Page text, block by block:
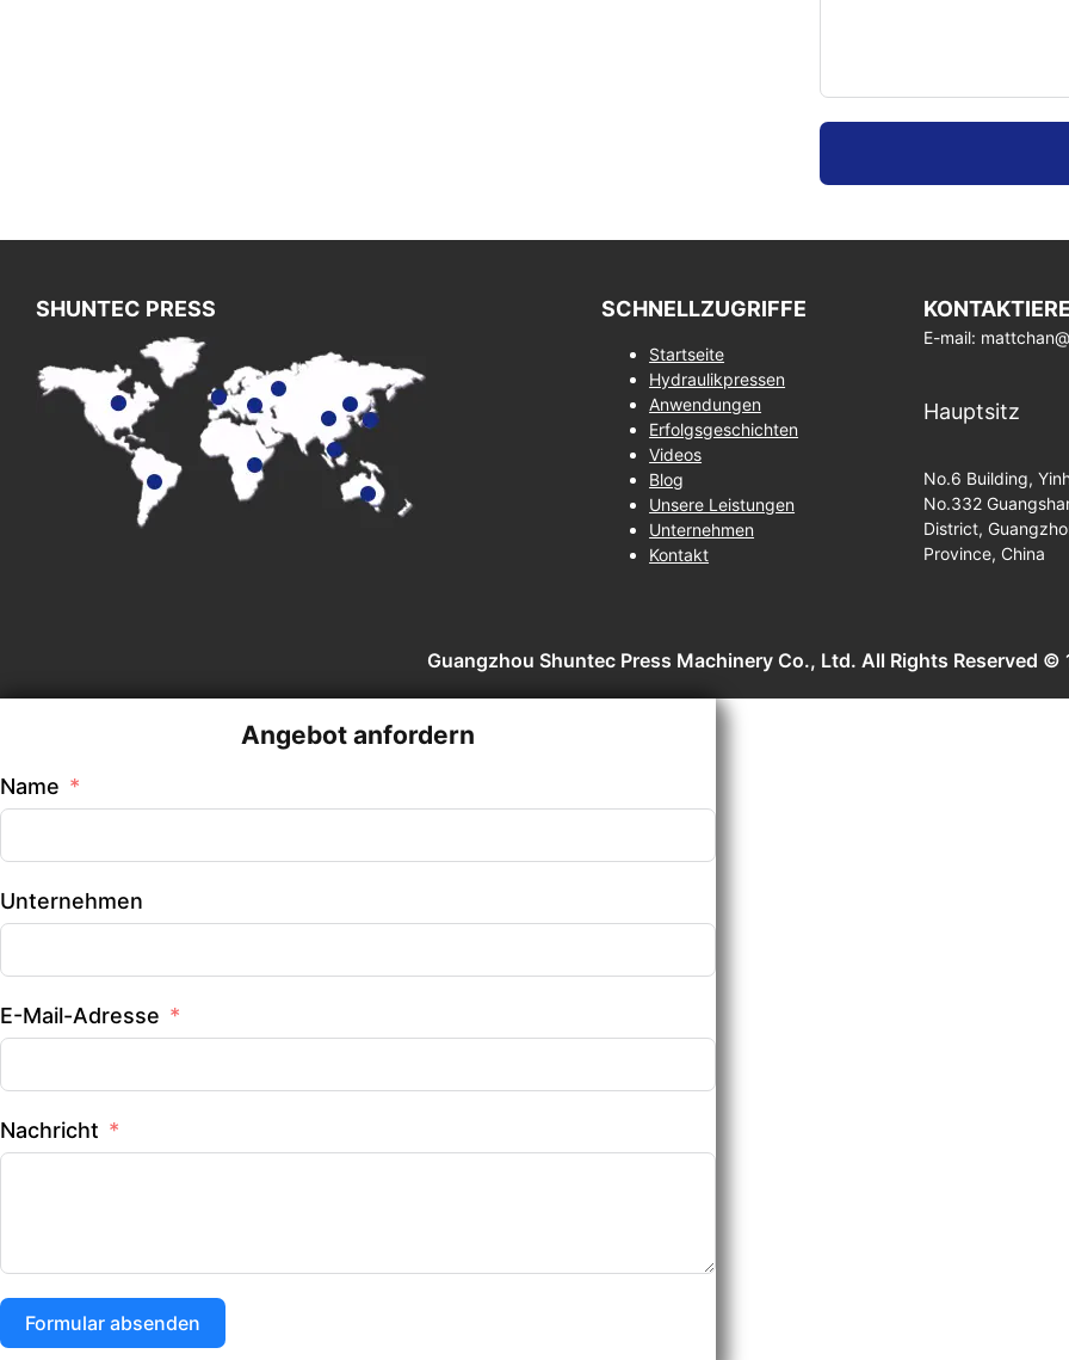
SHUNTEC PRESS SCHNELLZUGRIFFE
Startseite
Hydraulikpressen
Anwendungen
Erfolgsgeschichten
Videos
Blog
Unsere Leistungen
Unternehmen
Kontakt
E-mail:
Hauptsitz
No.6 Building,
No.332
District,
Province, China
Guangzhou Shuntec Press Machinery Co., Ltd. All Rights Reserved ©
Angebot anfordern
Name
Unternehmen
E-Mail-Adresse
Nachricht
Formular absenden